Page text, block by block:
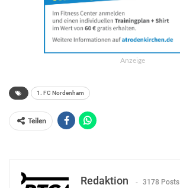
Anzeige
1. FC Nordenham
Teilen
Redaktion 3178 Posts